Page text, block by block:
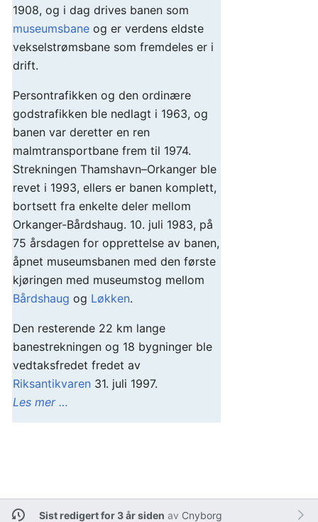
1908, og i dag drives banen som
museumsbane og er verdens eldste
vekselstrømsbane som fremdeles er i
drift.
Persontrafikken og den ordinære
godstrafikken ble nedlagt i 1963, og
banen var deretter en ren
malmtransportbane frem til 1974.
Strekningen Thamshavn–Orkanger ble
revet i 1993, ellers er banen komplett,
bortsett fra enkelte deler mellom
Orkanger-Bårdshaug. 10. juli 1983, på
75 årsdagen for opprettelse av banen,
åpnet museumsbanen med den første
kjøringen med museumstog mellom
Bårdshaug og Løkken.
Den resterende 22 km lange
banestrekningen og 18 bygninger ble
vedtaksfredet fredet av
Riksantikvaren 31. juli 1997.
Les mer …
Sist redigert for 3 år siden av Cnyborg